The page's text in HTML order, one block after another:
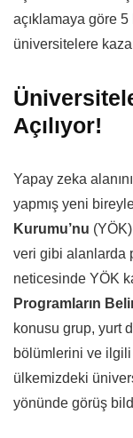
açıklamaya göre
üniversitelere
Açılıyor!
Yapay zeka
yapmış yeni
Kurumu’nu
veri gibi alanlarda
neticesinde YÖK
Programların
konusu grup, yurt
bölümlerini ve ilgili
ülkemizdeki
yönünde görüş